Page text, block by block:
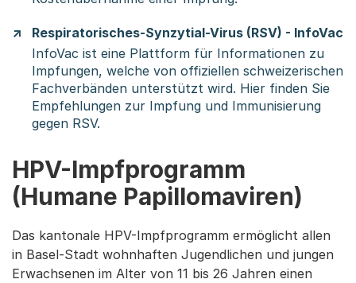
Respiratorisches-Synzytial-Virus (RSV) - InfoVac
InfoVac ist eine Plattform für Informationen zu
Impfungen, welche von offiziellen schweizerischen
Fachverbänden unterstützt wird. Hier finden Sie
Empfehlungen zur Impfung und Immunisierung
gegen RSV.
HPV-Impfprogramm
(Humane Papillomaviren)
Das kantonale HPV-Impfprogramm ermöglicht allen
in Basel-Stadt wohnhaften Jugendlichen und jungen
Erwachsenen im Alter von 11 bis 26 Jahren einen